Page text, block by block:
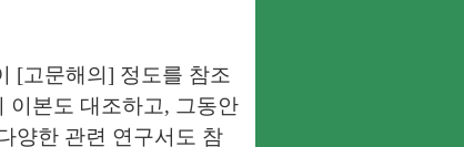
[고문해의] 정도를 참조
이본도 대조하고, 그동안
양한 관련 연구서도 참